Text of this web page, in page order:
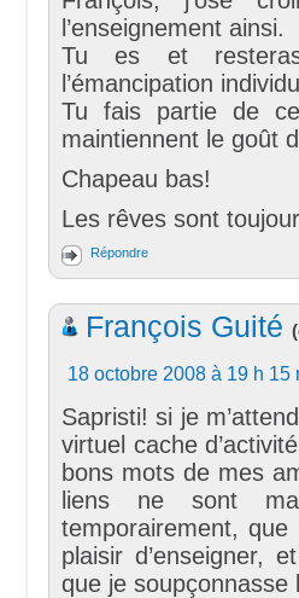
l’enseignement ainsi.
Tu es et
l’émancipation
Tu fais partie de
maintiennent le goût
Chapeau bas!
Les rêves sont
Répondre
François Guité (
18 octobre 2008 à 19 h 15
Sapristi! si je
virtuel cache
bons mots de mes
liens ne sont
temporairement, que
plaisir d’enseigner,
que je soupçonnasse